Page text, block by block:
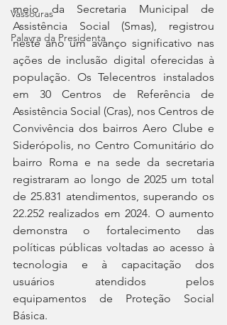
Vassouras
Palavra da Presidenta
meio da Secretaria Municipal de
Assistência Social (Smas), registrou
neste ano um avanço significativo nas
ações de inclusão digital oferecidas à
população. Os Telecentros instalados
em 30 Centros de Referência de
Assistência Social (Cras), nos Centros de
Convivência dos bairros Aero Clube e
Siderópolis, no Centro Comunitário do
bairro Roma e na sede da secretaria
registraram ao longo de 2025 um total
de 25.831 atendimentos, superando os
22.252 realizados em 2024. O aumento
demonstra o fortalecimento das
políticas públicas voltadas ao acesso à
tecnologia e à capacitação dos
usuários atendidos pelos
equipamentos de Proteção Social
Básica.